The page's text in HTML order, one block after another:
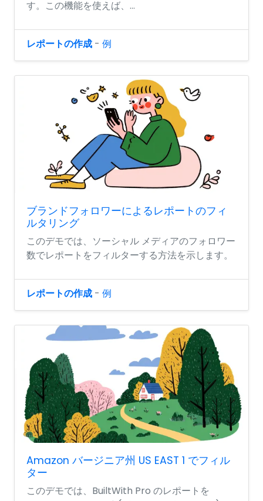
す。この機能を使えば、...
レポートの作成 - 例
ブランドフォロワーによるレポートのフィ
ルタリング
このデモでは、ソーシャル メディアのフォロワー
数でレポートをフィルターする方法を示します。
レポートの作成 - 例
Amazon バージニア州 US EAST 1 でフィル
ター
このデモでは、BuiltWith Pro のレポートを